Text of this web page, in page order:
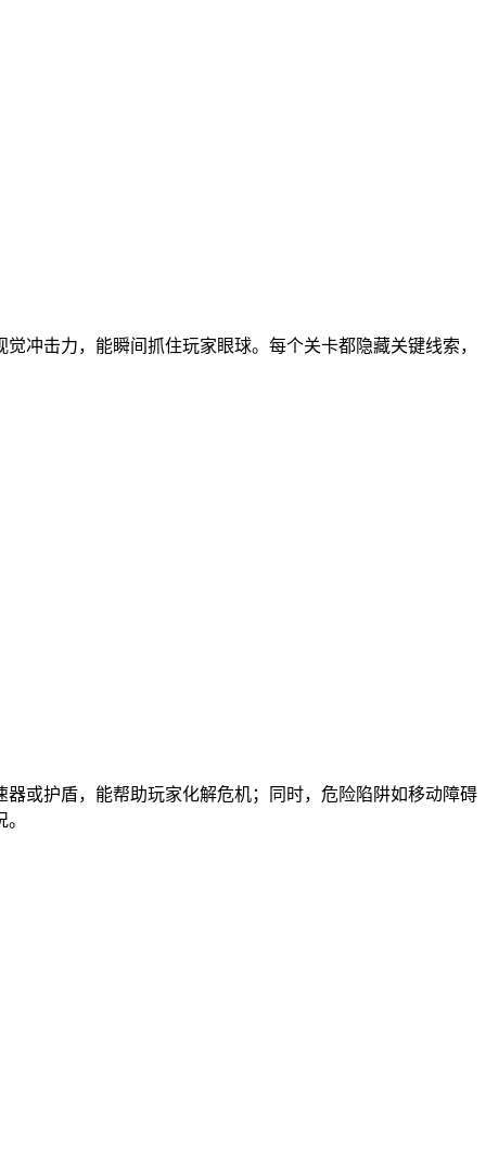
冲击力，能瞬间抓住玩家眼球。每个关卡都隐藏关键线索，
或护盾，能帮助玩家化解危机；同时，危险陷阱如移动障碍